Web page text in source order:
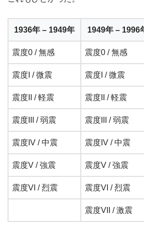
1936年 – 1949年 1949年 – 1996
震度0 / 無感 震度0 / 無感
震度I / 微震 震度I / 微震
震度II / 軽震 震度II / 軽震
震度III / 弱震 震度III / 弱震
震度IV / 中震 震度IV / 中震
震度V / 強震 震度V / 強震
震度VI / 烈震 震度VI / 烈震
震度VII / 激震